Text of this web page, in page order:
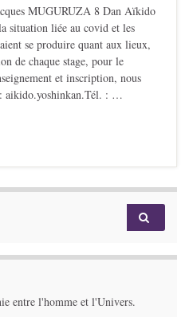
MUGURUZA 8 Dan Aïkido
situation liée au covid et les
se produire quant aux lieux,
de chaque stage, pour le
et inscription, nous
aikido.yoshinkan.Tél. : …
entre l'homme et l'Univers.